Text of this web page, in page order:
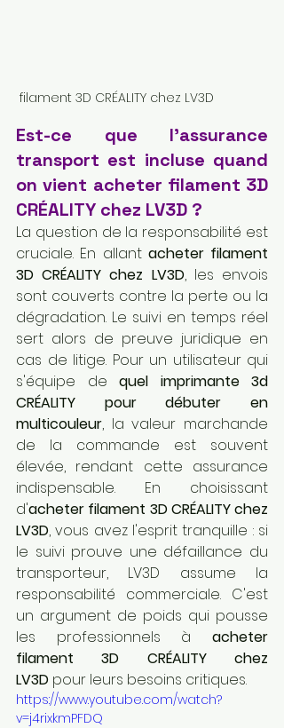
filament 3D CRÉALITY chez LV3D
Est-ce que l'assurance
transport est incluse quand
on vient acheter filament 3D
CRÉALITY chez LV3D ?
La question de la responsabilité est
cruciale. En allant acheter filament
3D CRÉALITY chez LV3D, les envois
sont couverts contre la perte ou la
dégradation. Le suivi en temps réel
sert alors de preuve juridique en
cas de litige. Pour un utilisateur qui
s'équipe de quel imprimante 3d
CRÉALITY pour débuter en
multicouleur, la valeur marchande
de la commande est souvent
élevée, rendant cette assurance
indispensable. En choisissant
d'acheter filament 3D CRÉALITY chez
LV3D, vous avez l'esprit tranquille : si
le suivi prouve une défaillance du
transporteur, LV3D assume la
responsabilité commerciale. C'est
un argument de poids qui pousse
les professionnels à acheter
filament 3D CRÉALITY chez
LV3D pour leurs besoins critiques.
https://www.youtube.com/watch?
v=j4rixkmPFDQ